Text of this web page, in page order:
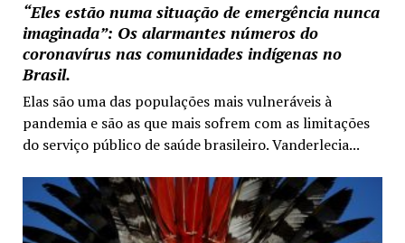
“Eles estão numa situação de emergência nunca
imaginada”: Os alarmantes números do
coronavírus nas comunidades indígenas no
Brasil.
Elas são uma das populações mais vulneráveis à
pandemia e são as que mais sofrem com as limitações
do serviço público de saúde brasileiro. Vanderlecia...